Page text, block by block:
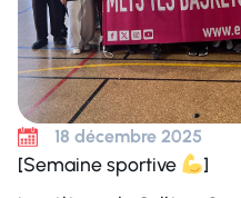
18 décembre 2025
[Semaine sportive
]